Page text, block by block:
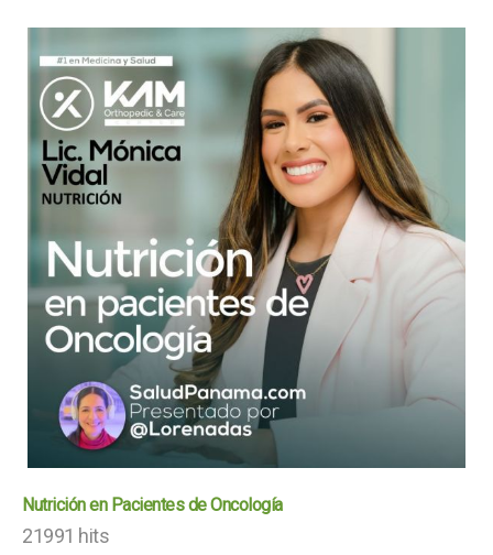
Nutrición en Pacientes de Oncología
21991 hits